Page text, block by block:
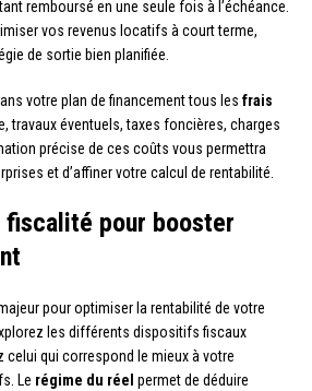
remboursé en une seule fois à l’échéance.
vos revenus locatifs à court terme,
de sortie bien planifiée.
votre plan de financement tous les frais
travaux éventuels, taxes foncières, charges
précise de ces coûts vous permettra
et d’affiner votre calcul de rentabilité.
fiscalité pour booster
pour optimiser la rentabilité de votre
les différents dispositifs fiscaux
qui correspond le mieux à votre
Le régime du réel permet de déduire